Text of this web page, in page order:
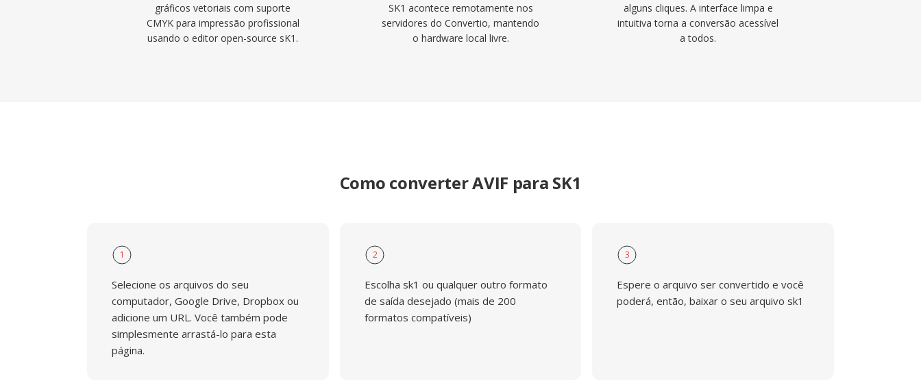
gráficos vetoriais com suporte
CMYK para impressão profissional
usando o editor open-source sK1.
SK1 acontece remotamente nos
servidores do Convertio, mantendo
o hardware local livre.
alguns cliques. A interface limpa e
intuitiva torna a conversão acessível
a todos.
Como converter AVIF para SK1
1
Selecione os arquivos do seu
computador, Google Drive, Dropbox ou
adicione um URL. Você também pode
simplesmente arrastá-lo para esta
página.
2
Escolha sk1 ou qualquer outro formato
de saída desejado (mais de 200
formatos compatíveis)
3
Espere o arquivo ser convertido e você
poderá, então, baixar o seu arquivo sk1